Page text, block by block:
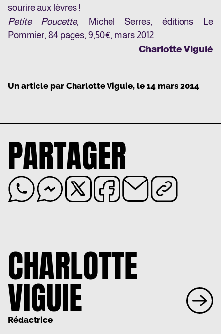
sourire aux lèvres !
Petite Poucette, Michel Serres, éditions Le
Pommier, 84 pages, 9,50€, mars 2012
Charlotte Viguié
Un article par Charlotte Viguie, le 14 mars 2014
PARTAGER
CHARLOTTE
VIGUIE
Rédactrice